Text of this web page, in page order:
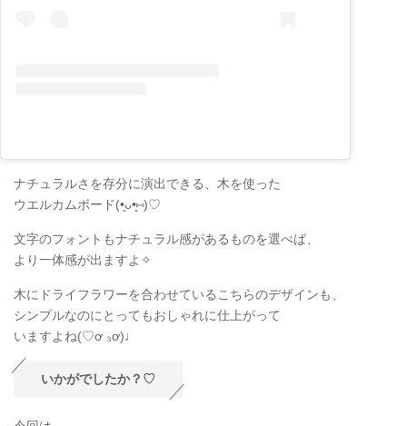
ナチュラルさを存分に演出できる、木を使った
ウエルカムボード(•͈ᴗ•͈⑅)♡
文字のフォントもナチュラル感があるものを選べば、
より一体感が出ますよ✧
木にドライフラワーを合わせているこちらのデザインも、
シンプルなのにとってもおしゃれに仕上がって
いますよね(♡ơ ₃ơ)♩
いかがでしたか？♡